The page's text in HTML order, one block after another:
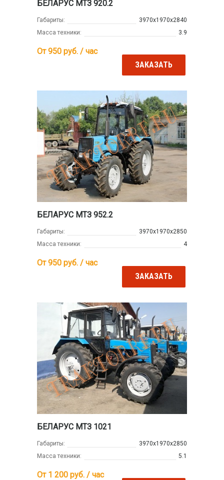
БЕЛАРУС МТЗ 920.2
Габариты:
3970х1970х2840
Масса техники:
3.9
От 950 руб. / час
ЗАКАЗАТЬ
БЕЛАРУС МТЗ 952.2
Габариты:
3970х1970х2850
Масса техники:
4
От 950 руб. / час
ЗАКАЗАТЬ
БЕЛАРУС МТЗ 1021
Габариты:
3970х1970х2850
Масса техники:
5.1
От 1 200 руб. / час